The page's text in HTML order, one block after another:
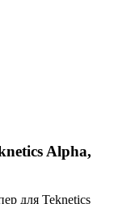
Alpha,
для Teknetics